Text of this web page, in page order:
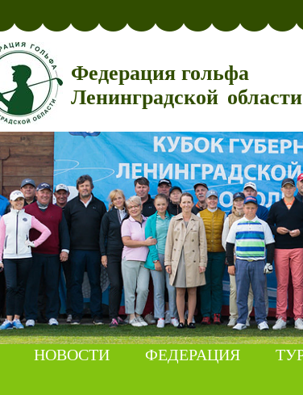
Федерация гольфа
Ленинградской области
НОВОСТИ ФЕДЕРАЦИЯ